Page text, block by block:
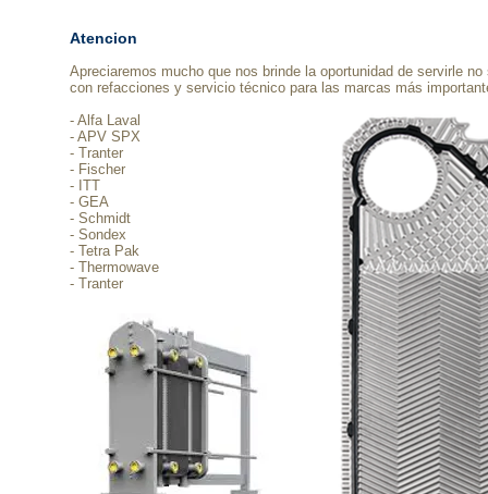
Atencion
Apreciaremos mucho que nos brinde la oportunidad de servirle
con refacciones y servicio técnico para las marcas más
- Alfa Laval
- APV SPX
- Tranter
- Fischer
- ITT
- GEA
- Schmidt
- Sondex
- Tetra Pak
- Thermowave
- Tranter